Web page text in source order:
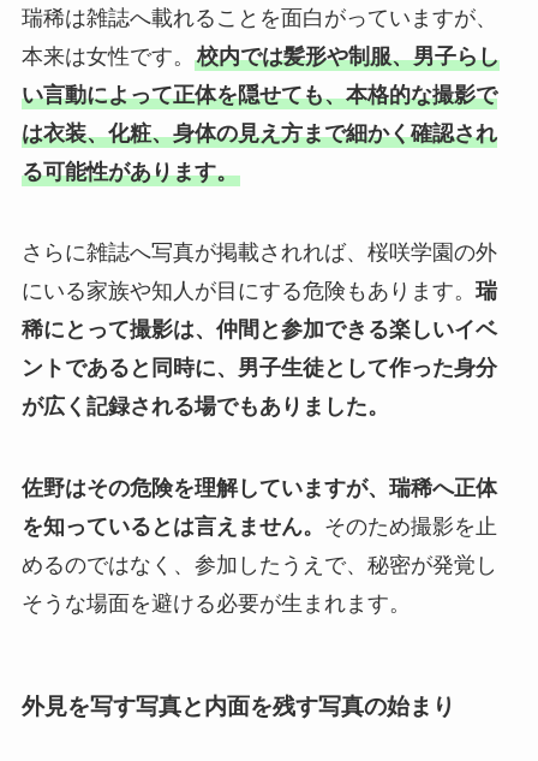
瑞稀は雑誌へ載れることを面白がっていますが、
本来は女性です。 校内では髪形や制服、男子らし
い言動によって正体を隠せても、本格的な撮影で
は衣装、化粧、身体の見え方まで細かく確認され
る可能性があります。
さらに雑誌へ写真が掲載されれば、桜咲学園の外
にいる家族や知人が目にする危険もあります。 瑞
稀にとって撮影は、仲間と参加できる楽しいイベ
ントであると同時に、男子生徒として作った身分
が広く記録される場でもありました。
佐野はその危険を理解していますが、瑞稀へ正体
を知っているとは言えません。 そのため撮影を止
めるのではなく、参加したうえで、秘密が発覚し
そうな場面を避ける必要が生まれます。
外見を写す写真と内面を残す写真の始まり